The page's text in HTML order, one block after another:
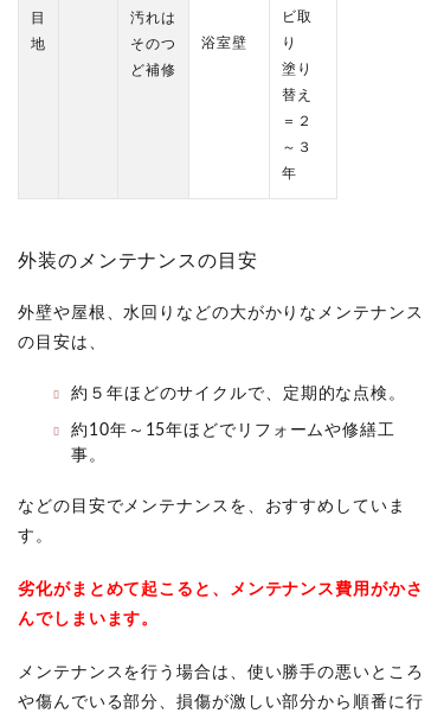
目
地
汚れは
そのつ
ど補修
浴室壁
ビ取
り
塗り
替え
＝２
～３
年
外装のメンテナンスの目安
外壁や屋根、水回りなどの大がかりなメンテナンス
の目安は、
約５年ほどのサイクルで、定期的な点検。
約10年～15年ほどでリフォームや修繕工
事。
などの目安でメンテナンスを、おすすめしていま
す。
劣化がまとめて起こると、メンテナンス費用がかさ
んでしまいます。
メンテナンスを行う場合は、使い勝手の悪いところ
や傷んでいる部分、損傷が激しい部分から順番に行